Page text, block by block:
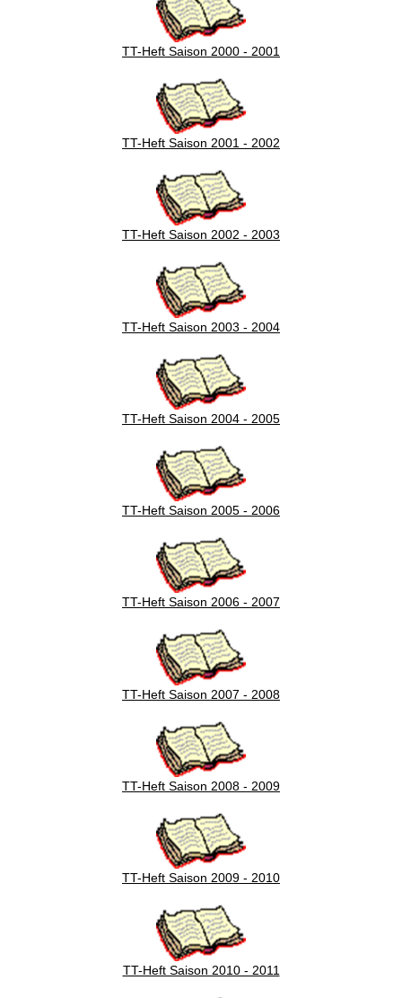
TT-Heft Saison 2000 - 2001
TT-Heft Saison 2001 - 2002
TT-Heft Saison 2002 - 2003
TT-Heft Saison 2003 - 2004
TT-Heft Saison 2004 - 2005
TT-Heft Saison 2005 - 2006
TT-Heft Saison 2006 - 2007
TT-Heft Saison 2007 - 2008
TT-Heft Saison 2008 - 2009
TT-Heft Saison 2009 - 2010
TT-Heft Saison 2010 - 2011